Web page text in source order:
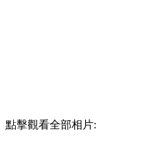
點擊觀看全部相片: